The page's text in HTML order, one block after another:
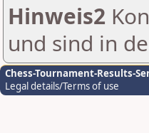
Hinweis2
und sind in
Chess-Tournament-Results-
Legal details/Terms of use